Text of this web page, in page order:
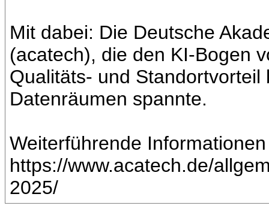
Mit dabei: Die Deutsche
(acatech), die den KI-Bogen
Qualitäts- und
Datenräumen spannte.
Weiterführende Informationen
https://www.acatech.de/
2025/